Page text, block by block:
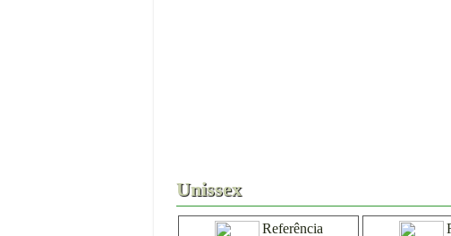
Unissex
Referência